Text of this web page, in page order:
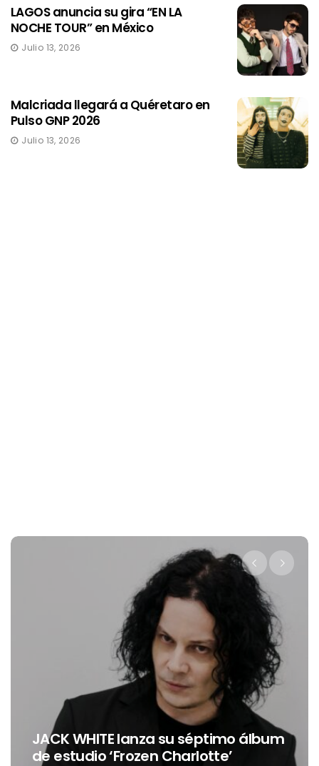
LAGOS anuncia su gira “EN LA
NOCHE TOUR” en México
Julio 13, 2026
Malcriada llegará a Quéretaro en
Pulso GNP 2026
Julio 13, 2026
Levi’s® presenta a Belinda como su
nueva embajadora para
Latinoamérica